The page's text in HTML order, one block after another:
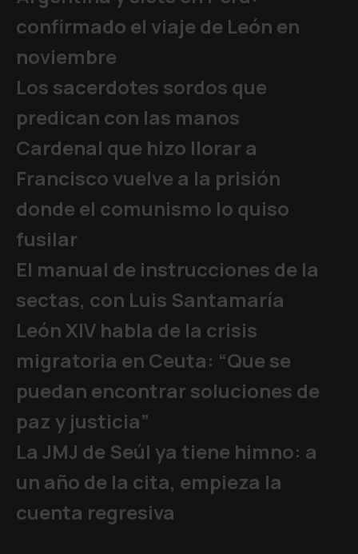
confirmado el viaje de León en
noviembre
Los sacerdotes sordos que
predican con las manos
Cardenal que hizo llorar a
Francisco vuelve a la prisión
donde el comunismo lo quiso
fusilar
El manual de instrucciones de la
sectas, con Luis Santamaría
León XIV habla de la crisis
migratoria en Ceuta: “Que se
puedan encontrar soluciones de
paz y justicia”
La JMJ de Seúl ya tiene himno: a
un año de la cita, empieza la
cuenta regresiva